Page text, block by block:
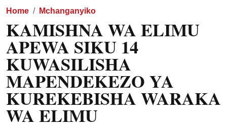
Home Mchanganyiko
KAMISHNA WA ELIMU
APEWA SIKU 14
KUWASILISHA
MAPENDEKEZO YA
KUREKEBISHA WARAKA
WA ELIMU